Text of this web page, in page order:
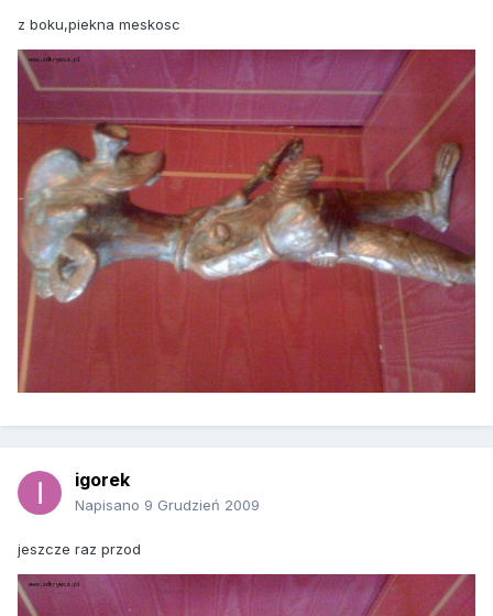
z boku,piekna meskosc
igorek
Napisano 9 Grudzień 2009
jeszcze raz przod